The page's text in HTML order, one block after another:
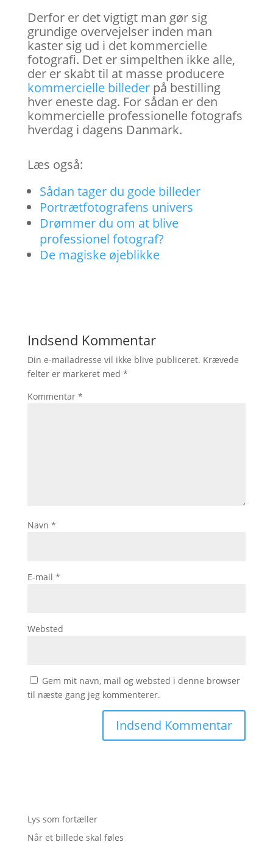
Derfor er det vigtigt man gør sig
grundige overvejelser inden man
kaster sig ud i det kommercielle
fotografi. Det er simpelthen ikke alle,
der er skabt til at masse producere
kommercielle billederpå bestilling
hver eneste dag. For sådan er den
kommercielle professionelle fotografs
hverdag i dagens Danmark.
Læs også:
Sådan tager du gode billeder
Portrætfotografens univers
Drømmer du om at blive
professionel fotograf?
De magiske øjeblikke
Indsend Kommentar
Din e-mailadresse vil ikke blive publiceret. Krævede
felter er markeret med *
Kommentar *
Navn *
E-mail *
Websted
Gem mit navn, mail og websted i denne browser
til næste gang jeg kommenterer.
Lys som fortæller
Når et billede skal føles